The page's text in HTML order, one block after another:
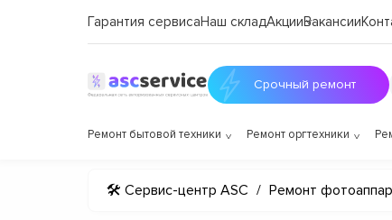
Гарантия сервисаНаш складАкцииВакансии
Срочный ремонт
Ремонт бытовой техники Ремонт оргтехники
🛠 Сервис-центр ASC / Ремонт